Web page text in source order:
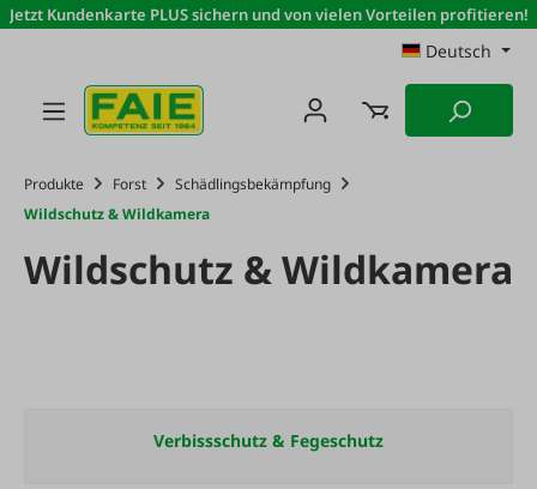
Zum Hauptinhalt springen
Jetzt Kundenkarte PLUS sichern und von vielen Vorteilen profitieren!
Deutsch
Produkte Forst
Schädlingsbekämpfung
Wildschutz & Wildkamera
Wildschutz & Wildkamera
Verbissschutz & Fegeschutz